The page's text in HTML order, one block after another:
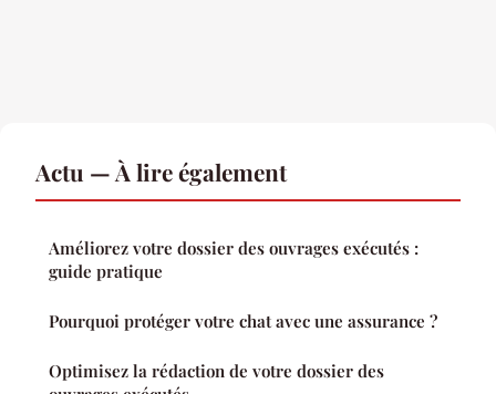
Actu — À lire également
Améliorez votre dossier des ouvrages exécutés :
guide pratique
Pourquoi protéger votre chat avec une assurance ?
Optimisez la rédaction de votre dossier des